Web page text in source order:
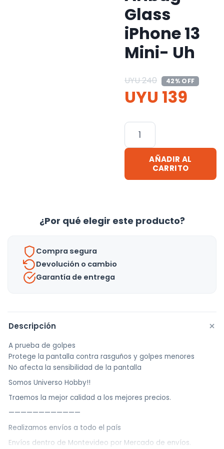
Glass
iPhone 13
Mini- Uh
UYU240 42% OFF
UYU 139
Protector
Pantalla
Hd
iPhone
AÑADIR AL
CARRITO
¿Por qué elegir este producto?
Compra segura
Devolución o cambio
Garantía de entrega
Descripción +
A prueba de golpes
Protege la pantalla contra rasguños y golpes menores
No afecta la sensibilidad de la pantalla
Somos Universo Hobby!!
Traemos la mejor calidad a los mejores precios.
————————————
Realizamos envíos a todo el país
Envíos dentro de Montevideo por Mercado de envíos.